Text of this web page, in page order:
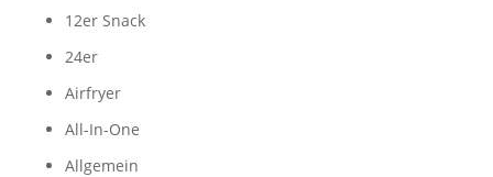
12er Snack
24er
Airfryer
All-In-One
Allgemein